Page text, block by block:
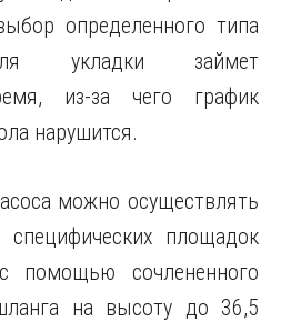
определенного типа
укладки займет
из-за чего график
нарушится.
можно осуществлять
площадок
помощью сочлененного
на высоту до 36,5